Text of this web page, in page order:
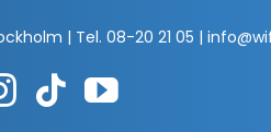
| Tel. 08-20 21 05 |